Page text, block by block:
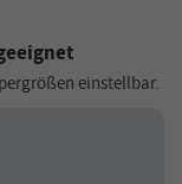
einstellbar.